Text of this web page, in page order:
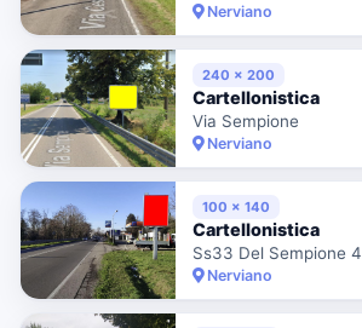
Nerviano
240 x 200
Cartellonistica
Via Sempione
Nerviano
100 x 140
Cartellonistica
Ss33 Del Sempione 4
Nerviano